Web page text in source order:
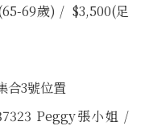
69歲) / $3,500(足
合3號位置
Peggy張小姐 /